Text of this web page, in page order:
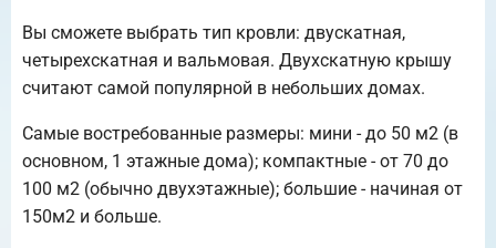
Вы сможете выбрать тип кровли: двускатная,
четырехскатная и вальмовая. Двухскатную крышу
считают самой популярной в небольших домах.
Самые востребованные размеры: мини - до 50 м2 (в
основном, 1 этажные дома); компактные - от 70 до
100 м2 (обычно двухэтажные); большие - начиная от
150м2 и больше.